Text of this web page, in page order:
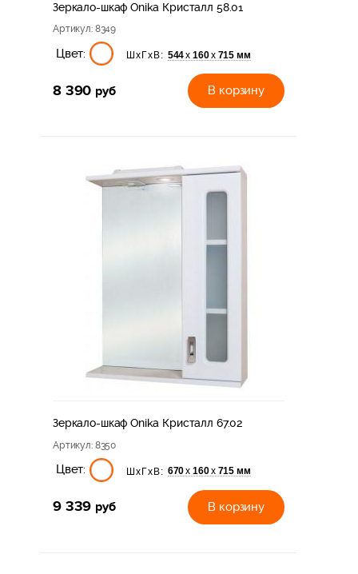
Зеркало-шкаф Onika Кристалл 58.01
Артикул: 8349
Цвет: ШхГхВ: 544х 160х 715 мм
8 390 руб В корзину
Зеркало-шкаф Onika Кристалл 67.02
Артикул: 8350
Цвет: ШхГхВ: 670х 160х 715 мм
9 339 руб В корзину